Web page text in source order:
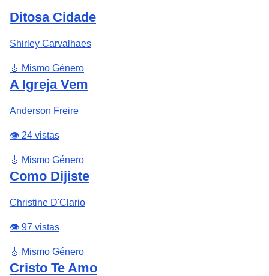
Ditosa Cidade
Shirley Carvalhaes
🎸 Mismo Género
A Igreja Vem
Anderson Freire
👁️ 24 vistas
🎸 Mismo Género
Como Dijiste
Christine D'Clario
👁️ 97 vistas
🎸 Mismo Género
Cristo Te Amo